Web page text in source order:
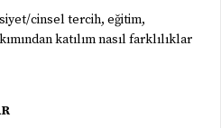
cinsel tercih, eğitim,
katılım nasıl farklılıklar